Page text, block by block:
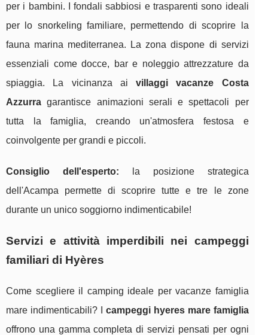
per i bambini. I fondali sabbiosi e trasparenti sono ideali
per lo snorkeling familiare, permettendo di scoprire la
fauna marina mediterranea. La zona dispone di servizi
essenziali come docce, bar e noleggio attrezzature da
spiaggia. La vicinanza aivillaggi vacanze Costa
Azzurra garantisce animazioni serali e spettacoli per
tutta la famiglia, creando un'atmosfera festosa e
coinvolgente per grandi e piccoli.
Consiglio dell'esperto: la posizione strategica
dell'Acampa permette di scoprire tutte e tre le zone
durante un unico soggiorno indimenticabile!
Servizi e attività imperdibili nei campeggi
familiari di Hyères
Come scegliere il camping ideale per vacanze famiglia
mare indimenticabili? I campeggi hyeres mare famiglia
offrono una gamma completa di servizi pensati per ogni